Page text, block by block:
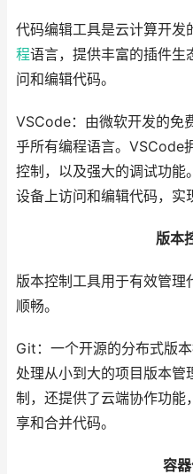
代码编辑工具是云计算开发
程语言，提供丰富的插件生
问和编辑代码。
VSCode：由微软开发的免
乎所有编程语言。VSCode
控制，以及强大的调试功能
设备上访问和编辑代码，实
版本
版本控制工具用于有效管理
顺畅。
Git：一个开源的分布式版
处理从小到大的项目版本
制，还提供了云端协作功能
享和合并代码。
容